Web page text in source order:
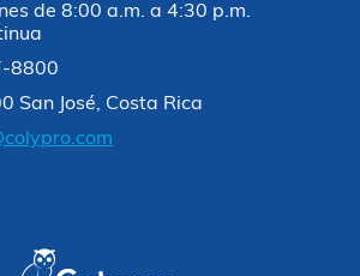
de 8:00 a.m. a 4:30 p.m.
8800
San José, Costa Rica